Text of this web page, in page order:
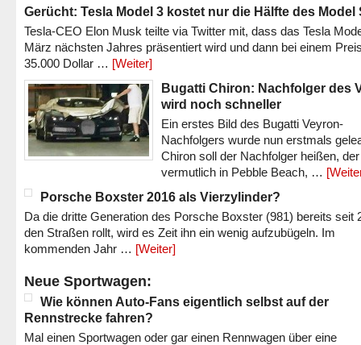
Gerücht: Tesla Model 3 kostet nur die Hälfte des Model
Tesla-CEO Elon Musk teilte via Twitter mit, dass das Tesla
März nächsten Jahres präsentiert wird und dann bei einem
35.000 Dollar … [Weiter]
Bugatti Chiron: Nachfolger des
wird noch schneller
Ein erstes Bild des Bugatti Veyron-
Nachfolgers wurde nun erstmals
Chiron soll der Nachfolger heißen, der
vermutlich in Pebble Beach, …
Porsche Boxster 2016 als Vierzylinder?
Da die dritte Generation des Porsche Boxster (981) bereits seit
den Straßen rollt, wird es Zeit ihn ein wenig aufzubügeln. Im
kommenden Jahr … [Weiter]
Neue Sportwagen:
Wie können Auto-Fans eigentlich selbst auf der
Rennstrecke fahren?
Mal einen Sportwagen oder gar einen Rennwagen über eine